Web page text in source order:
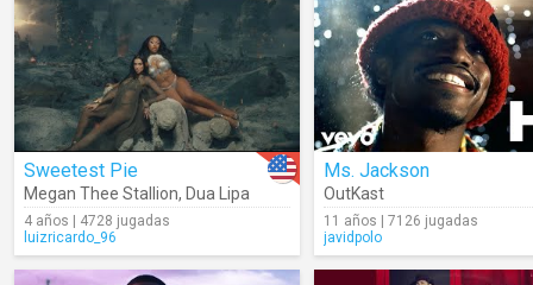
Sweetest Pie
Megan Thee Stallion, Dua Lipa
4 años | 4728 jugadas
luizricardo_96
Ms. Jackson
OutKast
11 años | 7126 jugadas
javidpolo